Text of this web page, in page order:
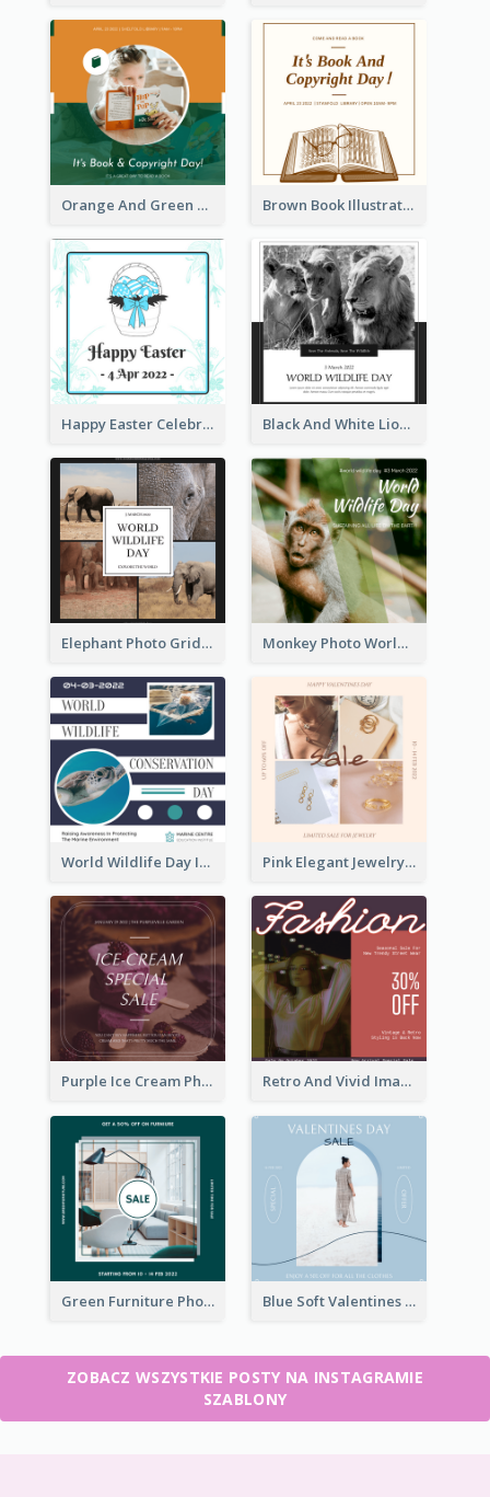
Orange And Green Photo Book And Copyright Day Instagram Post Brown Book Illustration Book And Copyright Day Instagram Post
Happy Easter Celebration Instagram Post Black And White Lion World Wildlife Day Instagram Post
Elephant Photo Grid World Wildlife Day Instagram Post Monkey Photo World Wildlife Day Instagram Post
World Wildlife Day Instagram Post Pink Elegant Jewelry Sale Valentines Day Instagram Post
Purple Ice Cream Photo Dessert Sale Instagram Post Retro And Vivid Image Instagram Post Design Idea
Green Furniture Photo Furniture Sale Instagram Post Blue Soft Valentines Day Limited Sale Instagram Post
ZOBACZ WSZYSTKIE POSTY NA INSTAGRAMIE
SZABLONY